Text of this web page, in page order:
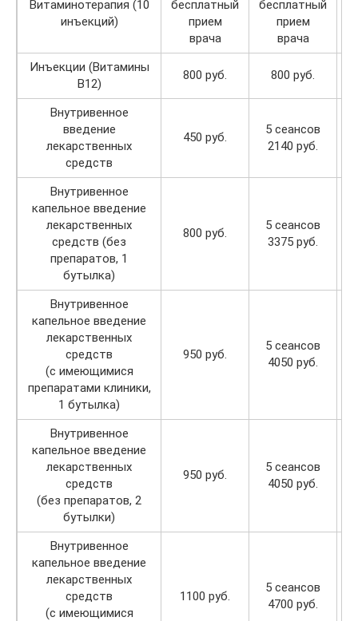
Витаминотерапия (10
инъекций)
бесплатный
прием
врача
бесплатный
прием
врача
Инъекции (Витамины
В12)
800 руб. 800 руб.
Внутривенное
введение
лекарственных
средств
450 руб.
5 сеансов
2140 руб.
Внутривенное
капельное введение
лекарственных
средств (без
препаратов, 1
бутылка)
800 руб.
5 сеансов
3375 руб.
Внутривенное
капельное введение
лекарственных
средств
(с имеющимися
препаратами клиники,
1 бутылка)
950 руб.
5 сеансов
4050 руб.
Внутривенное
капельное введение
лекарственных
средств
(без препаратов, 2
бутылки)
950 руб.
5 сеансов
4050 руб.
Внутривенное
капельное введение
лекарственных
средств
(с имеющимися
1100 руб.
5 сеансов
4700 руб.